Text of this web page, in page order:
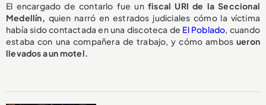
El encargado de contarlo fue unfiscal URI de la Seccional
Medellín, quien narró en estrados judiciales cómo la víctima
había sido contactada en una discoteca de El Poblado, cuando
estaba con una compañera de trabajo, y cómo ambos ueron
llevados a un motel.